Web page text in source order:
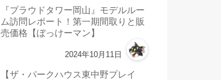
『プラウドタワー岡山』モデルルー
ム訪問レポート！第一期間取りと販
売価格【ぼっけーマン】
2024年10月11日
【ザ・パークハウス東中野プレイ